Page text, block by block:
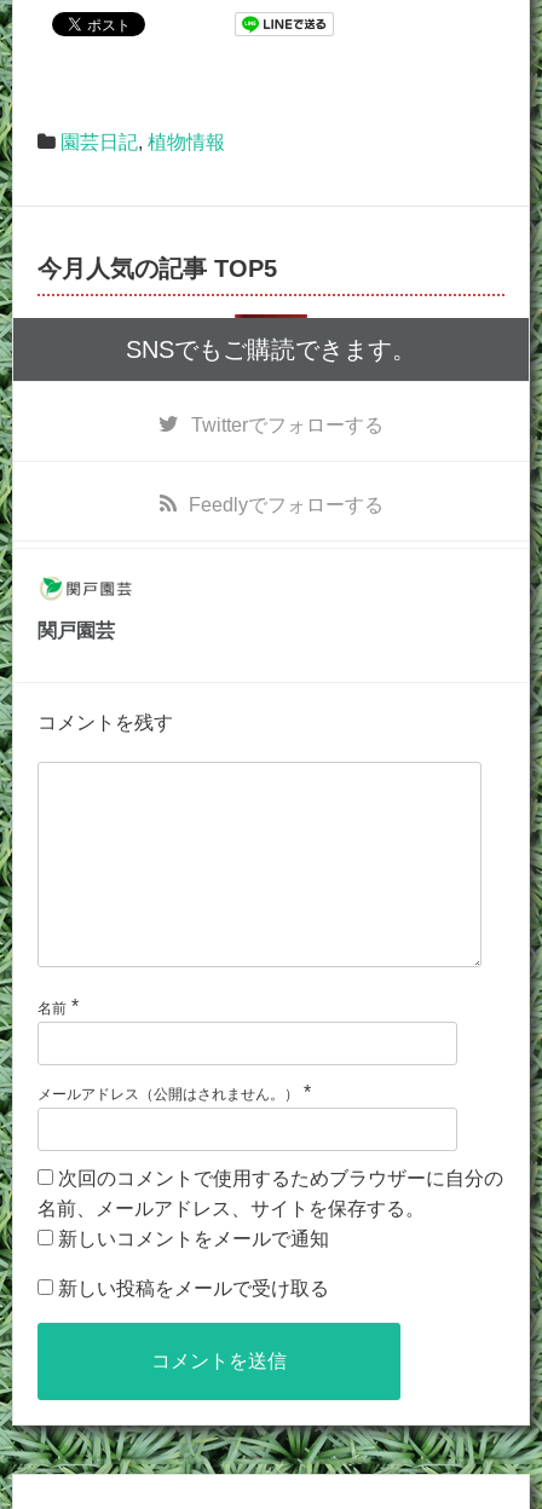
園芸日記, 植物情報
今月人気の記事 TOP5
SNSでもご購読できます。
Twitterでフォローする
Feedlyでフォローする
関戸園芸
コメントを残す
名前 *
メールアドレス（公開はされません。） *
次回のコメントで使用するためブラウザーに自分の
名前、メールアドレス、サイトを保存する。
新しいコメントをメールで通知
新しい投稿をメールで受け取る